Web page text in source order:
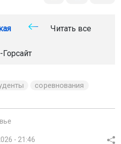
Читать все
соревнования
- 21:46